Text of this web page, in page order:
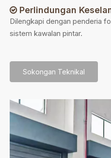
Perlindungan
Dilengkapi dengan penderia
sistem kawalan pintar.
Sokongan Teknikal